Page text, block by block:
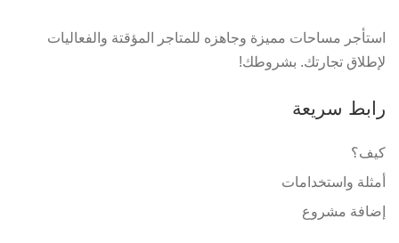
استأجر مساحات مميزة وجاهزه للمتاجر المؤقتة والفعاليات
لإطلاق تجارتك. بشروطك!
رابط سريعة
كيف؟
أمثلة واستخدامات
إضافة مشروع